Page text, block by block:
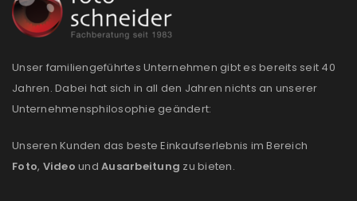
Unser familiengeführtes Unternehmen gibt es bereits seit 40
Jahren. Dabei hat sich in all den Jahren nichts an unserer
Unternehmensphilosophie geändert:
Unseren Kunden das beste Einkaufserlebnis im Bereich
Foto, Video und Ausarbeitung zu bieten.